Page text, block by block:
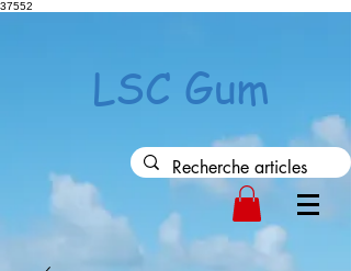
37552
LSC Gum